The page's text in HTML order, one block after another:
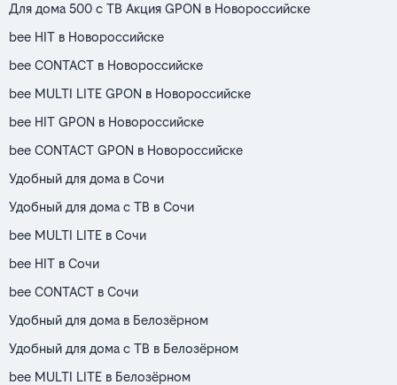
Для дома 500 с ТВ Акция GPON в Новороссийске
bee HIT в Новороссийске
bee CONTACT в Новороссийске
bee MULTI LITE GPON в Новороссийске
bee HIT GPON в Новороссийске
bee CONTACT GPON в Новороссийске
Удобный для дома в Сочи
Удобный для дома с ТВ в Сочи
bee MULTI LITE в Сочи
bee HIT в Сочи
bee CONTACT в Сочи
Удобный для дома в Белозёрном
Удобный для дома с ТВ в Белозёрном
bee MULTI LITE в Белозёрном